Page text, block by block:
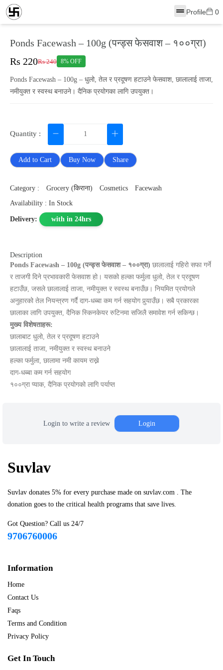
Profile 0
Ponds Facewash – 100g (पन्ड्स फेसवाश – १००ग्रा)
Rs 220Rs 240 8% OFF
Ponds Facewash – 100g – धुलो, तेल र प्रदूषण हटाउने फेसवाश, छालालाई ताजा,
नमीयुक्त र स्वस्थ बनाउने। दैनिक प्रयोगका लागि उपयुक्त।
Quantity :
Add to Cart Buy Now Share
Category : Grocery (किराना) Cosmetics
Facewash
Availability : In Stock
Delivery: with in 24hrs
Description
Ponds Facewash – 100g (पन्ड्स फेसवाश – १००ग्रा) छालालाई गहिरो सफा गर्ने
र ताजगी दिने प्रभावकारी फेसवाश हो। यसको हल्का फर्मुला धुलो, तेल र प्रदूषण
हटाउँछ, जसले छालालाई ताजा, नमीयुक्त र स्वस्थ बनाउँछ। नियमित प्रयोगले
अनुहारको तेल नियन्त्रण गर्दै दाग‑धब्बा कम गर्न सहयोग पुर्‍याउँछ। सबै प्रकारका
छालाका लागि उपयुक्त, दैनिक स्किनकेयर रुटिनमा सजिलै समावेश गर्न सकिन्छ।
मुख्य विशेषताहरू:
छालाबाट धुलो, तेल र प्रदूषण हटाउने
छालालाई ताजा, नमीयुक्त र स्वस्थ बनाउने
हल्का फर्मुला, छालामा नमी कायम राख्ने
दाग‑धब्बा कम गर्न सहयोग
१००ग्रा प्याक, दैनिक प्रयोगको लागि पर्याप्त
Login to write a review Login
Suvlav
Suvlav donates 5% for every purchase made on suvlav.com . The
donation goes to the critical health programs that save lives.
Got Question? Call us 24/7
9706760006
Information
Home
Contact Us
Faqs
Terms and Condition
Privacy Policy
Get In Touch